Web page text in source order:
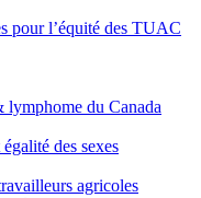
pour l’équité des TUAC
lymphome du Canada
des sexes
agricoles